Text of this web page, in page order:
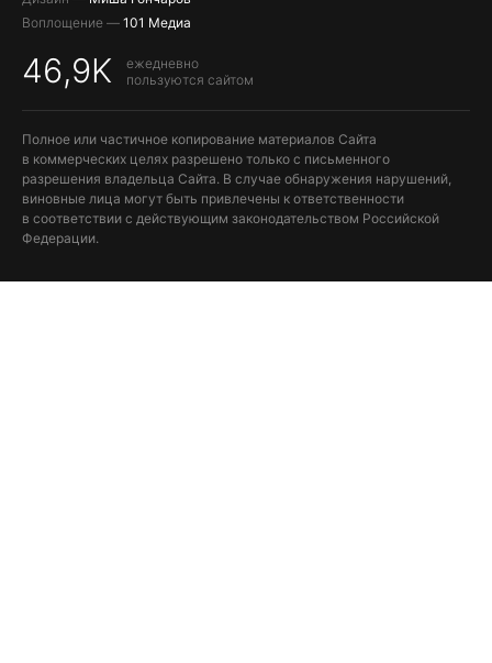
Воплощение — 101 Медиа
46,9K
ежедневно
пользуются сайтом
Полное или частичное копирование материалов Сайта
в коммерческих целях разрешено только с письменного
разрешения владельца Сайта. В случае обнаружения нарушений,
виновные лица могут быть привлечены к ответственности
в соответствии с действующим законодательством Российской
Федерации.